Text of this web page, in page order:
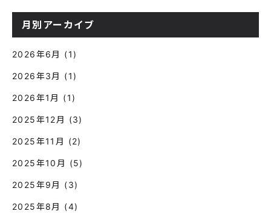
月別アーカイブ
2026年6月 (1)
2026年3月 (1)
2026年1月 (1)
2025年12月 (3)
2025年11月 (2)
2025年10月 (5)
2025年9月 (3)
2025年8月 (4)